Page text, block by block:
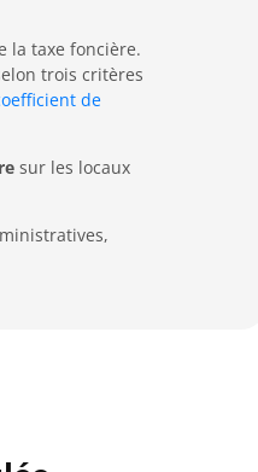
la taxe foncière.
trois critères
de
sur les locaux